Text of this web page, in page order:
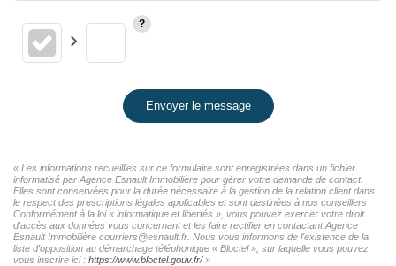
Envoyer le message
« Les informations recueillies sur ce formulaire sont enregistrées dans un fichier
informatisé par Agence Esnault Immobilière pour gérer votre demande de contact.
Elles sont conservées pour la durée nécessaire à la gestion de la relation client dans
le respect des prescriptions légales applicables et sont destinées à nos conseillers
Conformément à la loi « informatique et libertés », vous pouvez exercer votre droit
d'accès aux données vous concernant et les faire rectifier en contactant Agence
Esnault Immobilière courriers@esnault.fr. Nous vous informons de l'existence de la
liste d'opposition au démarchage téléphonique « Bloctel », sur laquelle vous pouvez
vous inscrire ici : https://www.bloctel.gouv.fr/»